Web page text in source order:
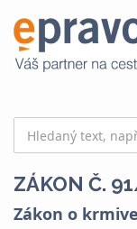
ZÁKON Č.
Zákon o